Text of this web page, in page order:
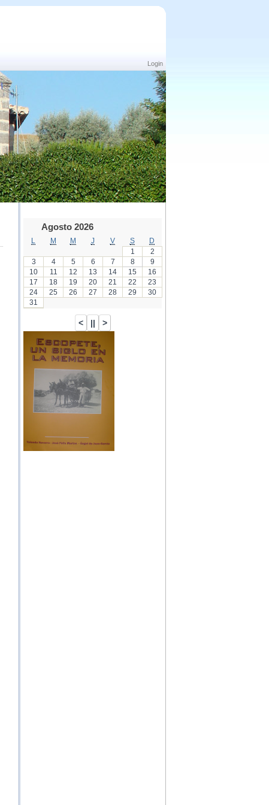
Login
Agosto 2026
M M J V S
D
1
2
3
4 5 6 7 8
9
10
11 12 13 14 15
16
17
18 19 20 21 22
23
24
25 26 27 28 29
30
31